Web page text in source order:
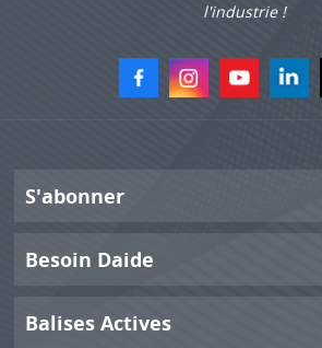
l'industrie !
S'abonner
Besoin Daide
Balises Actives